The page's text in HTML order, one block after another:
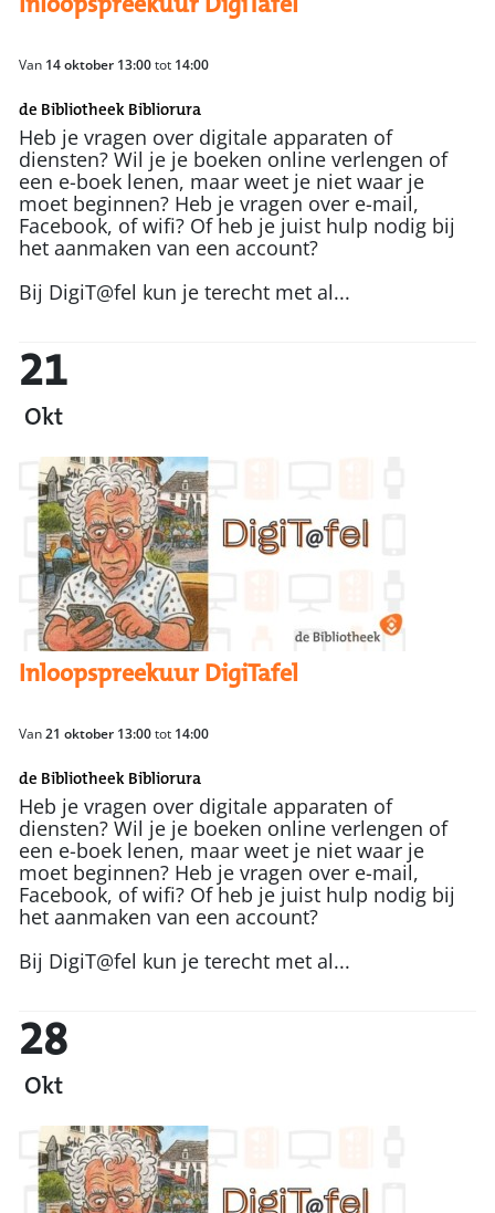
Van 14 oktober 13:00tot 14:00
de Bibliotheek Bibliorura
Heb je vragen over digitale apparaten of
diensten? Wil je je boeken online verlengen of
een e-boek lenen, maar weet je niet waar je
moet beginnen? Heb je vragen over e-mail,
Facebook, of wifi? Of heb je juist hulp nodig bij
het aanmaken van een account?
Bij DigiT@fel kun je terecht met al...
21
Okt
Inloopspreekuur DigiTafel
Van21 oktober 13:00tot 14:00
de Bibliotheek Bibliorura
Heb je vragen over digitale apparaten of
diensten? Wil je je boeken online verlengen of
een e-boek lenen, maar weet je niet waar je
moet beginnen? Heb je vragen over e-mail,
Facebook, of wifi? Of heb je juist hulp nodig bij
het aanmaken van een account?
Bij DigiT@fel kun je terecht met al...
28
Okt